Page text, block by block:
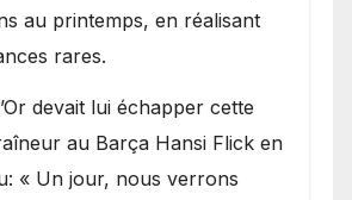
au printemps, en réalisant
rares.
devait lui échapper cette
au Barça Hansi Flick en
« Un jour, nous verrons